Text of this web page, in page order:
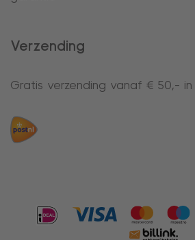
Verzending
Gratis verzending vanaf € 50,- in